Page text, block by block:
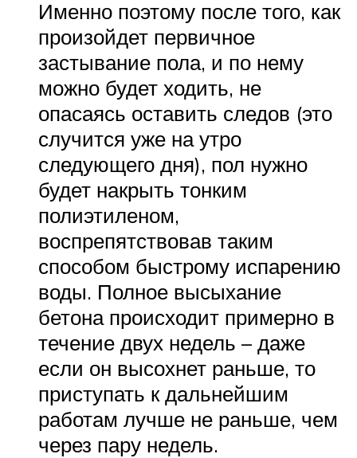
Именно поэтому после того, как
произойдет первичное
застывание пола, и по нему
можно будет ходить, не
опасаясь оставить следов (это
случится уже на утро
следующего дня), пол нужно
будет накрыть тонким
полиэтиленом,
воспрепятствовав таким
способом быстрому испарению
воды. Полное высыхание
бетона происходит примерно в
течение двух недель – даже
если он высохнет раньше, то
приступать к дальнейшим
работам лучше не раньше, чем
через пару недель.